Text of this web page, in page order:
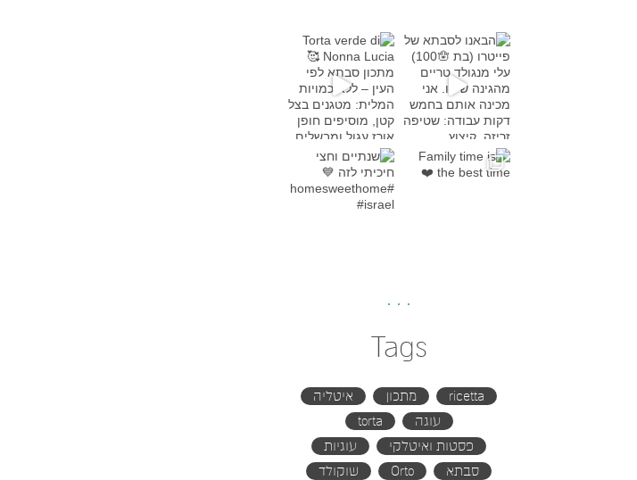
Torta verde di Nonna Lucia מתכון סבת
שנתיים וחצי חיכיתי לזה
Tags
ricetta מתכון
איטליה
עוגה
torta
פסטות ואיטלקי
עוגיות
סבתא
Orto
שוקולד